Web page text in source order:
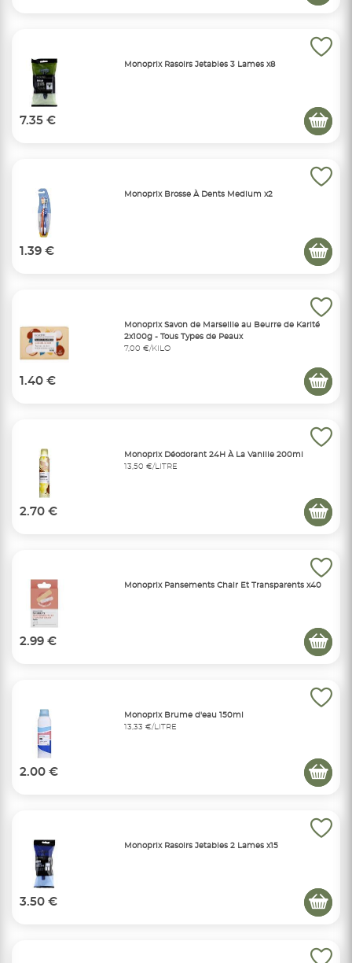
Monoprix Rasoirs Jetables 3 Lames x8
7.35 €
Monoprix Brosse À Dents Medium x2
1.39 €
Monoprix Savon de Marseille au Beurre de Karité
2x100g - Tous Types de Peaux
7,00 €/KILO
1.40 €
Monoprix Déodorant 24H À La Vanille 200ml
13,50 €/LITRE
2.70 €
Monoprix Pansements Chair Et Transparents x40
2.99 €
Monoprix Brume d'eau 150ml
13,33 €/LITRE
2.00 €
Monoprix Rasoirs Jetables 2 Lames x15
3.50 €